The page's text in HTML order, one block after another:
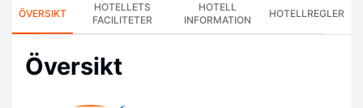
ÖVERSIKT
HOTELLETS
FACILITETER
HOTELL
INFORMATION
HOTELLREGLER
Översikt